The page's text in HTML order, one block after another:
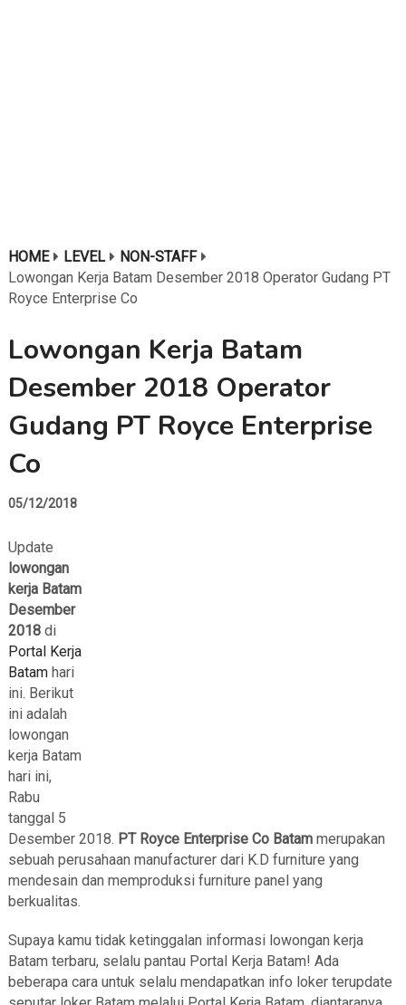
HOME LEVEL
NON-STAFF
Lowongan Kerja Batam Desember 2018 Operator Gudang PT
Royce Enterprise Co
Lowongan Kerja Batam
Desember 2018 Operator
Gudang PT Royce Enterprise
Co
05/12/2018
Update
lowongan
kerja Batam
Desember
2018di
Portal Kerja
Batamhari
ini. Berikut
ini adalah
lowongan
kerja Batam
hari ini,
Rabu
tanggal 5
Desember 2018. PT Royce Enterprise Co Batam merupakan
sebuah perusahaan manufacturer dari K.D furniture yang
mendesain dan memproduksi furniture panel yang
berkualitas.
Supaya kamu tidak ketinggalan informasi lowongan kerja
Batam terbaru, selalu pantau Portal Kerja Batam! Ada
beberapa cara untuk selalu mendapatkan info loker terupdate